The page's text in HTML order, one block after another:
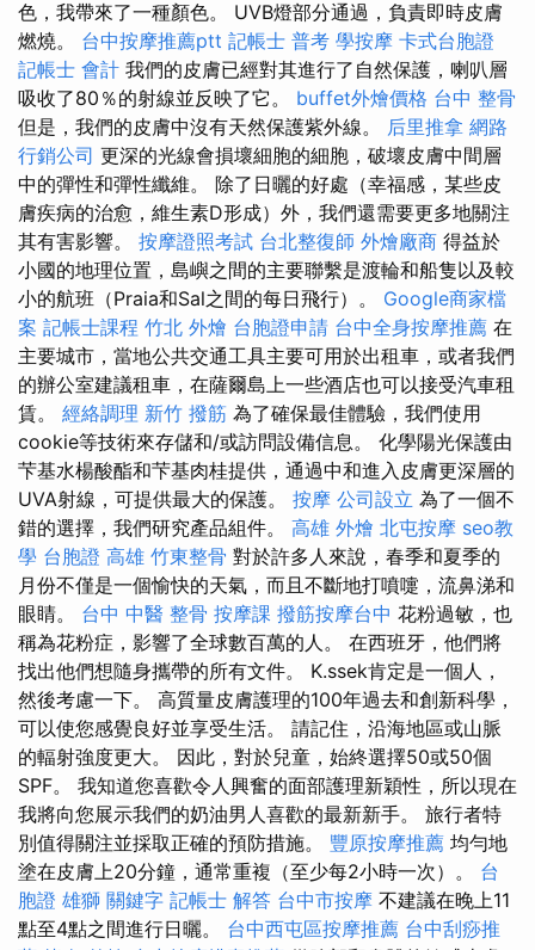
色，我帶來了一種顏色。 UVB燈部分通過，負責即時皮膚
燃燒。 台中按摩推薦ptt 記帳士 普考 學按摩 卡式台胞證
記帳士 會計 我們的皮膚已經對其進行了自然保護，喇叭層
吸收了80％的射線並反映了它。 buffet外燴價格 台中 整骨
但是，我們的皮膚中沒有天然保護紫外線。 后里推拿 網路
行銷公司 更深的光線會損壞細胞的細胞，破壞皮膚中間層
中的彈性和彈性纖維。 除了日曬的好處（幸福感，某些皮
膚疾病的治愈，維生素D形成）外，我們還需要更多地關注
其有害影響。 按摩證照考試 台北整復師 外燴廠商 得益於
小國的地理位置，島嶼之間的主要聯繫是渡輪和船隻以及較
小的航班（Praia和Sal之間的每日飛行）。 Google商家檔
案 記帳士課程 竹北 外燴 台胞證申請 台中全身按摩推薦 在
主要城市，當地公共交通工具主要可用於出租車，或者我們
的辦公室建議租車，在薩爾島上一些酒店也可以接受汽車租
賃。 經絡調理 新竹 撥筋 為了確保最佳體驗，我們使用
cookie等技術來存儲和/或訪問設備信息。 化學陽光保護由
芐基水楊酸酯和芐基肉桂提供，通過中和進入皮膚更深層的
UVA射線，可提供最大的保護。 按摩 公司設立 為了一個不
錯的選擇，我們研究產品組件。 高雄 外燴 北屯按摩 seo教
學 台胞證 高雄 竹東整骨 對於許多人來說，春季和夏季的
月份不僅是一個愉快的天氣，而且不斷地打噴嚏，流鼻涕和
眼睛。 台中 中醫 整骨 按摩課 撥筋按摩台中 花粉過敏，也
稱為花粉症，影響了全球數百萬的人。 在西班牙，他們將
找出他們想隨身攜帶的所有文件。 K.ssek肯定是一個人，
然後考慮一下。 高質量皮膚護理的100年過去和創新科學，
可以使您感覺良好並享受生活。 請記住，沿海地區或山脈
的輻射強度更大。 因此，對於兒童，始終選擇50或50個
SPF。 我知道您喜歡令人興奮的面部護理新穎性，所以現在
我將向您展示我們的奶油男人喜歡的最新新手。 旅行者特
別值得關注並採取正確的預防措施。 豐原按摩推薦 均勻地
塗在皮膚上20分鐘，通常重複（至少每2小時一次）。 台
胞證 雄獅 關鍵字 記帳士 解答 台中市按摩 不建議在晚上11
點至4點之間進行日曬。 台中西屯區按摩推薦 台中刮痧推